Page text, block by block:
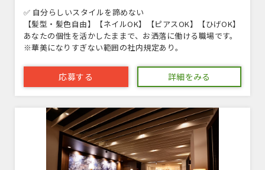
✅ 自分らしいスタイルを諦めない
【髪型・髪色自由】【ネイルOK】【ピアスOK】【ひげOK】
あなたの個性を活かしたままで、お洒落に働ける職場です。
※華美になりすぎない範囲の社内規定あり。
応募する 詳細をみる